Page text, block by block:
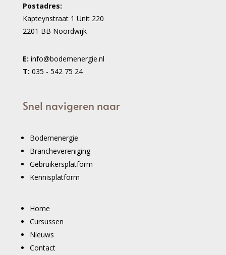
Postadres:
Kapteynstraat 1 Unit 220
2201 BB Noordwijk
E: info@bodemenergie.nl
T: 035 - 542 75 24
Snel navigeren naar
Bodemenergie
Branchevereniging
Gebruikersplatform
Kennisplatform
Home
Cursussen
Nieuws
Contact